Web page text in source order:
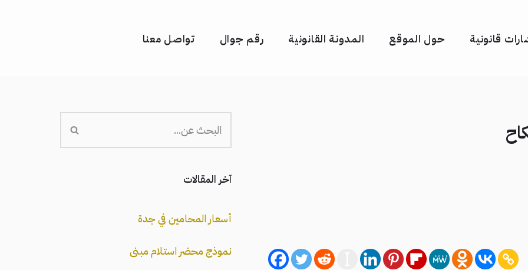
قانونية حول الموقع المدونة القانونية رقم جوال تواصل معنا
آخر المقالات
أسعار المحامين في جدة
نموذج محضر استلام مبنى